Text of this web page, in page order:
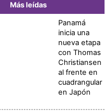
Más leídas
Panamá
inicia una
nueva etapa
con Thomas
Christiansen
al frente en
cuadrangular
en Japón